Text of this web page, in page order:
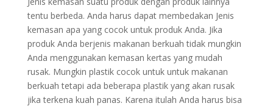
tentu berbeda. Anda harus dapat membedakan Jenis
kemasan apa yang cocok untuk produk Anda. Jika
produk Anda berjenis makanan berkuah tidak mungkin
Anda menggunakan kemasan kertas yang mudah
rusak. Mungkin plastik cocok untuk untuk makanan
berkuah tetapi ada beberapa plastik yang akan rusak
jika terkena kuah panas. Karena itulah Anda harus bisa